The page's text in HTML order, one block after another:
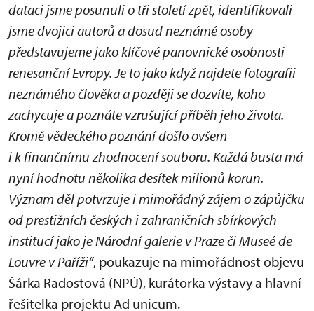
dataci jsme posunuli o tři století zpět, identifikovali
jsme dvojici autorů a dosud neznámé osoby
představujeme jako klíčové panovnické osobnosti
renesanční Evropy. Je to jako když najdete fotografii
neznámého člověka a později se dozvíte, koho
zachycuje a poznáte vzrušující příběh jeho života.
Kromě vědeckého poznání došlo ovšem
i k finančnímu zhodnocení souboru. Každá busta má
nyní hodnotu několika desítek milionů korun.
Význam děl potvrzuje i mimořádný zájem o zápůjčku
od prestižních českých i zahraničních sbírkových
institucí jako je Národní galerie v Praze či Museé de
Louvre v Paříži“, poukazuje na mimořádnost objevu
Šárka Radostová (NPÚ), kurátorka výstavy a hlavní
řešitelka projektu Ad unicum.